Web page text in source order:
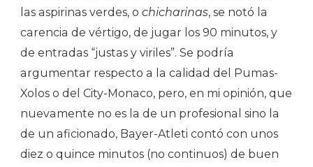
las aspirinas verdes, o chicharinas, se notó la
carencia de vértigo, de jugar los 90 minutos, y
de entradas “justas y viriles”. Se podría
argumentar respecto a la calidad del Pumas-
Xolos o del City-Monaco, pero, en mi opinión, que
nuevamente no es la de un profesional sino la
de un aficionado, Bayer-Atleti contó con unos
diez o quince minutos (no continuos) de buen